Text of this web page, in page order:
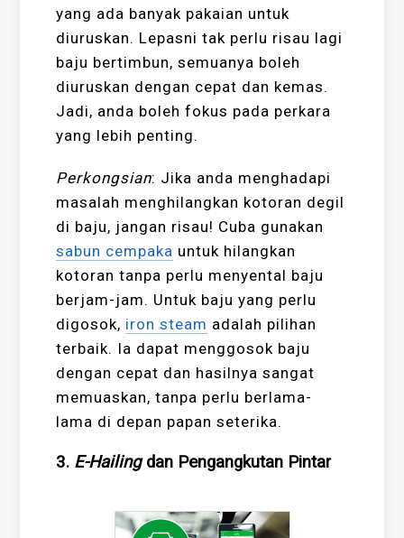
yang ada banyak pakaian untuk
diuruskan. Lepasni tak perlu risau lagi
baju bertimbun, semuanya boleh
diuruskan dengan cepat dan kemas.
Jadi, anda boleh fokus pada perkara
yang lebih penting.
Perkongsian: Jika anda menghadapi
masalah menghilangkan kotoran degil
di baju, jangan risau! Cuba gunakan
sabun cempaka untuk hilangkan
kotoran tanpa perlu menyental baju
berjam-jam. Untuk baju yang perlu
digosok, iron steam adalah pilihan
terbaik. Ia dapat menggosok baju
dengan cepat dan hasilnya sangat
memuaskan, tanpa perlu berlama-
lama di depan papan seterika.
3. E-Hailingdan Pengangkutan Pintar